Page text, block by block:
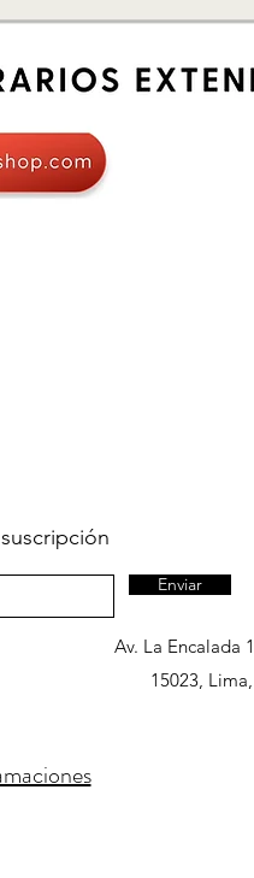
Enviar
Av. La Encalada
15023,